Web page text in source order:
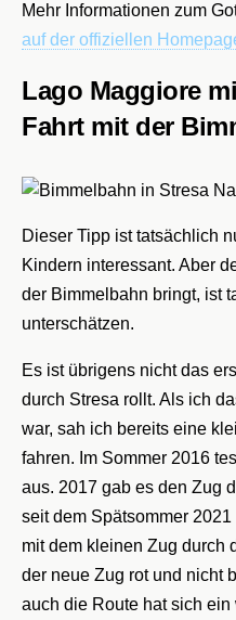
Mehr Informationen zum
auf der offiziellen
Lago Maggiore
Fahrt mit der
Dieser Tipp ist tatsächlich
Kindern interessant. Aber
der Bimmelbahn bringt, ist
unterschätzen.
Es ist übrigens nicht das
durch Stresa rollt. Als ich
war, sah ich bereits eine
fahren. Im Sommer 2016
aus. 2017 gab es den Zug
seit dem Spätsommer
mit dem kleinen Zug durch
der neue Zug rot und nicht
auch die Route hat sich